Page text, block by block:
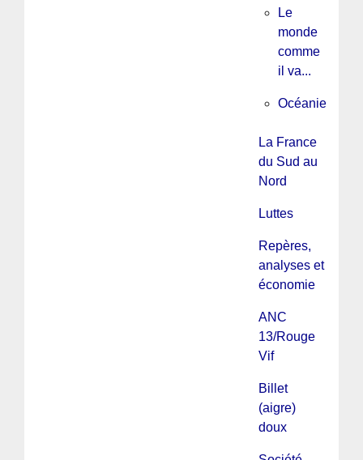
Le
monde
comme
il va...
Océanie
La France
du Sud au
Nord
Luttes
Repères,
analyses et
économie
ANC
13/Rouge
Vif
Billet
(aigre)
doux